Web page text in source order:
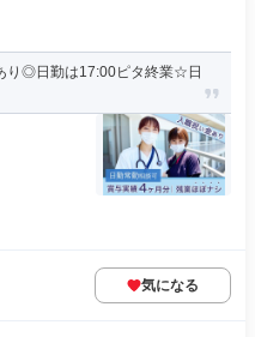
り◎日勤は17:00ピタ終業☆日
気になる